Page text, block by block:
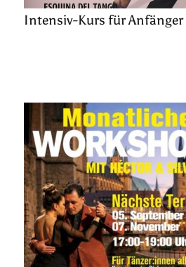
Intensiv-Kurs für Anfänger